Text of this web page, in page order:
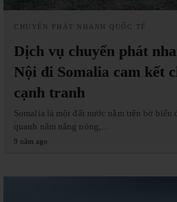
CHUYỂN PHÁT NHANH QUỐC TẾ
Dịch vụ chuyển phát
Nội đi Somalia cam kết
cạnh tranh
Somalia là một đất nước nằm trên bờ
quanh năm nắng nóng,…
9 năm ago